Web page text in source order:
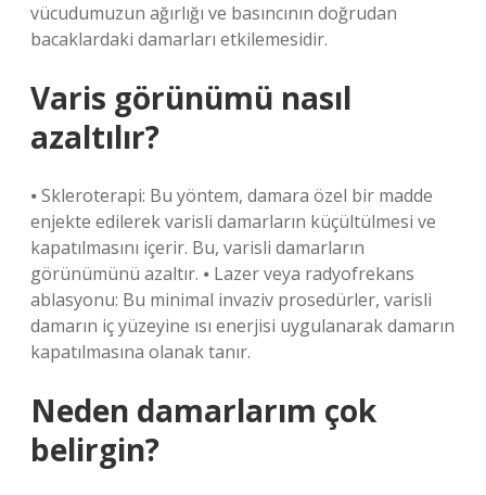
vücudumuzun ağırlığı ve basıncının doğrudan
bacaklardaki damarları etkilemesidir.
Varis görünümü nasıl
azaltılır?
⦁ Skleroterapi: Bu yöntem, damara özel bir madde
enjekte edilerek varisli damarların küçültülmesi ve
kapatılmasını içerir. Bu, varisli damarların
görünümünü azaltır. ⦁ Lazer veya radyofrekans
ablasyonu: Bu minimal invaziv prosedürler, varisli
damarın iç yüzeyine ısı enerjisi uygulanarak damarın
kapatılmasına olanak tanır.
Neden damarlarım çok
belirgin?